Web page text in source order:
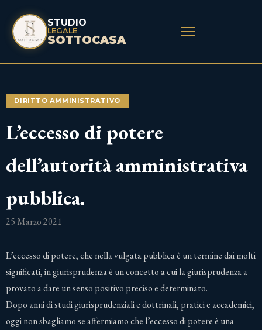
STUDIO
LEGALE
SOTTOCASA
DIRITTO AMMINISTRATIVO
L’eccesso di potere
dell’autorità amministrativa
pubblica.
25 Marzo 2021
L’eccesso di potere, che nella vulgata pubblica è un termine dai molti
significati, in giurisprudenza è un concetto a cui la giurisprudenza a
provato a dare un senso positivo preciso e determinato.
Dopo anni di studi giurisprudenziali e dottrinali, pratici e accademici,
oggi non sbagliamo se affermiamo che l’eccesso di potere è una